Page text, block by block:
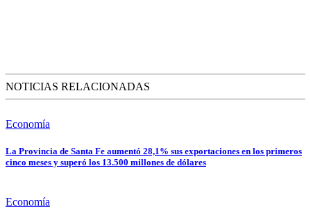
NOTICIAS RELACIONADAS
Economía
La Provincia de Santa Fe aumentó 28,1% sus exportaciones en los primeros
cinco meses y superó los 13.500 millones de dólares
Economía